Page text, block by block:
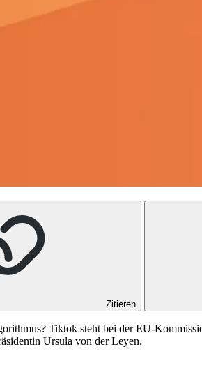
Zitieren
Tiktok steht bei der EU-
Ursula von der Leyen.